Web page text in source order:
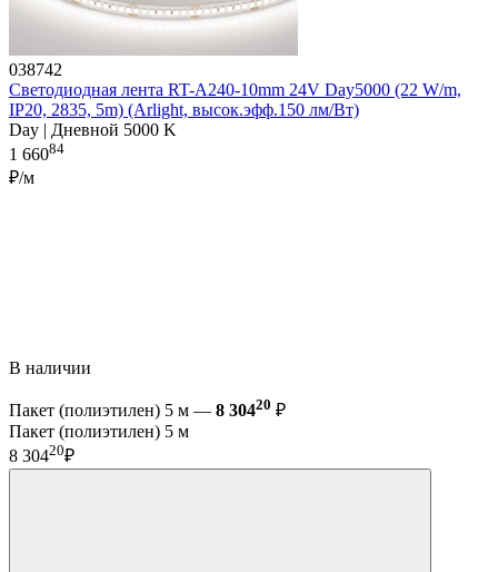
038742
Светодиодная лента RT-A240-10mm 24V Day5000 (22 W/m,
IP20, 2835, 5m) (Arlight, высок.эфф.150 лм/Вт)
Day | Дневной 5000 K
1 66084
₽/м
В наличии
Пакет (полиэтилен) 5 м — 8 30420 ₽
Пакет (полиэтилен) 5 м
8 30420₽